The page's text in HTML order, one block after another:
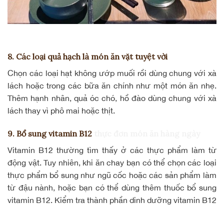
8. Các loại quả hạch là món ăn vặt tuyệt vời
Chọn các loại hạt không ướp muối rồi dùng chung với xà
lách hoặc trong các bữa ăn chính như một món ăn nhẹ.
Thêm hạnh nhân, quả óc chó, hồ đào dùng chung với xà
lách thay vì phô mai hoặc thịt.
9. Bổ sung vitamin B12
Vitamin B12 thường tìm thấy ở các thực phẩm làm từ
động vật. Tuy nhiên, khi ăn chay bạn có thể chọn các loại
thực phẩm bổ sung như ngũ cốc hoặc các sản phẩm làm
từ đậu nành, hoặc bạn có thể dùng thêm thuốc bổ sung
vitamin B12. Kiểm tra thành phần dinh dưỡng vitamin B12